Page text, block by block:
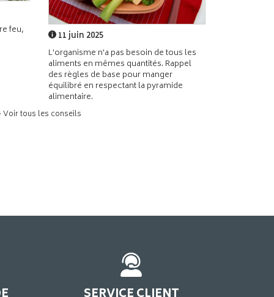
feu,
11 juin 2025
L'organisme n'a pas besoin de tous les
aliments en mêmes quantités. Rappel
des règles de base pour manger
équilibré en respectant la pyramide
alimentaire.
Voir tous les conseils